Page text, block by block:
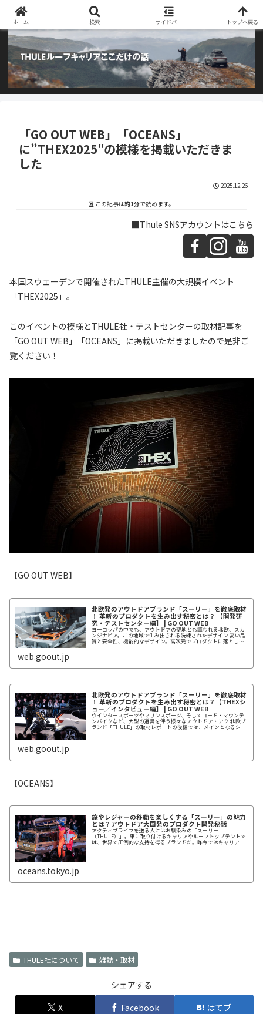
阿部商会取り扱いのTHULEルーフキャリアとアウトドア用品のブログです
「GO OUT WEB」「OCEANS」
に”THEX2025″の模様を掲載いただきま
した
2025.12.26
この記事は約1分で読めます。
■Thule SNSアカウントはこちら
本国スウェーデンで開催されたTHULE主催の大規模イベント
「THEX2025」。
このイベントの模様とTHULE社・テストセンターの取材記事を
「GO OUT WEB」「OCEANS」に掲載いただきましたので是非ご
覧ください！
【GO OUT WEB】
北欧発のアウトドアブランド「スーリー」を徹底取材
！ 革新のプロダクトを生み出す秘密とは？ 【開発研
究・テストセンター編】 | GO OUT WEB
ヨーロッパの中でも、アウトドアの聖地とも謳われる北欧、スカ
ンジナビア。この地域で生み出される洗練されたデザイン 高い品
質と安全性、機能的なデザイン。高次元でプロダクトに落とし込
web.goout.jp
北欧発のアウトドアブランド「スーリー」を徹底取材
！ 革新のプロダクトを生み出す秘密とは？【THEXシ
ョー／インタビュー編】 | GO OUT WEB
ウインタースポーツやマリンスポーツ、そしてロード・マウンテ
ンバイクなど、大型の道具を伴う様々なアウトドア・アク 北欧ブ
ランド「THULE」の取材レポートの後編では、メインとなるショ
web.goout.jp
【OCEANS】
旅やレジャーの移動を楽しくする「スーリー」の魅力
とは？アウトドア大国発のプロダクト開発秘話
アクティブライフを送る人にはお馴染みの「スーリー
（THULE）」。車に取り付けるキャリアやルーフトップテントで
は、世界で圧倒的な支持を得るブランドだ。昨今ではキャリアだ
oceans.tokyo.jp
THULE社について 雑誌・取材
シェアする
X
Facebook はてブ
ホーム 検索 サイドバー トップへ戻る